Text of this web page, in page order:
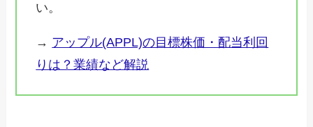
い。
→ アップル(APPL)の目標株価・配当利回
りは？業績など解説